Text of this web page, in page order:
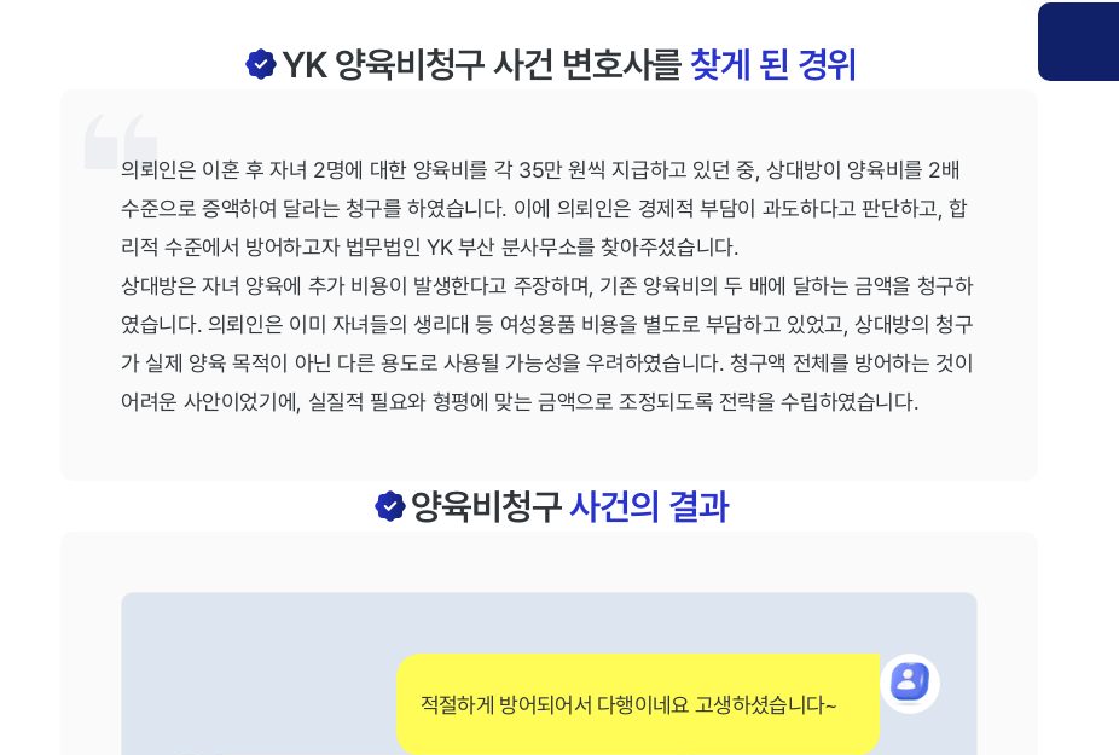
YK 양육비청구 사건 변호사를찾게 된 경위
의뢰인은 이혼 후 자녀 2명에 대한 양육비를 각 35만 원씩 지급하고 있던 중, 상대방이 양육비를 2배
수준으로 증액하여 달라는 청구를 하였습니다. 이에 의뢰인은 경제적 부담이 과도하다고 판단하고, 합
리적 수준에서 방어하고자 법무법인 YK 부산 분사무소를 찾아주셨습니다.
상대방은 자녀 양육에 추가 비용이 발생한다고 주장하며, 기존 양육비의 두 배에 달하는 금액을 청구하
였습니다. 의뢰인은 이미 자녀들의 생리대 등 여성용품 비용을 별도로 부담하고 있었고, 상대방의 청구
가 실제 양육 목적이 아닌 다른 용도로 사용될 가능성을 우려하였습니다. 청구액 전체를 방어하는 것이
어려운 사안이었기에, 실질적 필요와 형평에 맞는 금액으로 조정되도록 전략을 수립하였습니다.
양육비청구사건의 결과
적절하게 방어되어서 다행이네요 고생하셨습니다~